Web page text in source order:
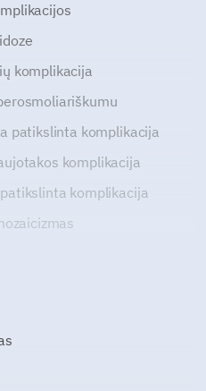
komplikacija
patikslinta komplikacija
komplikacija
komplikacija